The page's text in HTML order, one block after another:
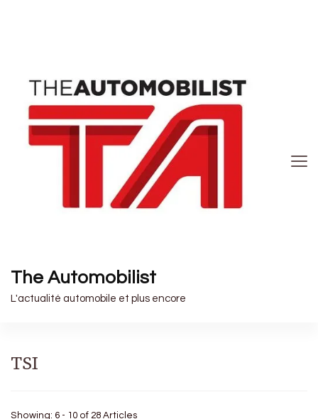
The Automobilist
L'actualité automobile et plus encore
TSI
Showing: 6 - 10 of 28 Articles